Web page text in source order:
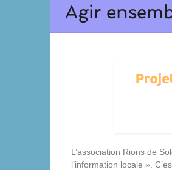
Agir
L’association Rions de
l’information locale ».